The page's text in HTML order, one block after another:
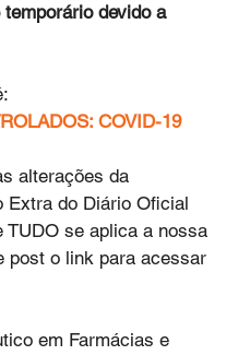
devido a
COVID-19
alterações da
Extra do Diário Oficial
TUDO se aplica a nossa
post o link para acessar
em Farmácias e